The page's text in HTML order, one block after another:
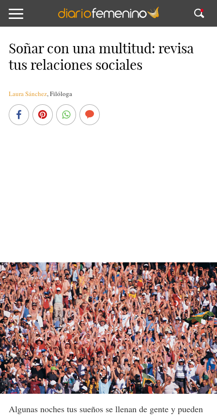
Soñar con una multitud: revisa
tus relaciones sociales
Laura Sánchez,Filóloga
Algunas noches tus sueños se llenan de gente y pueden